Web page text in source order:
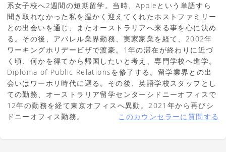
系女子校へ2週間の短期留学。当時、Appleという単語すら
聞き取れなかった私を温かく迎えてくれたホストファミリー
との出会いを通じ、またオーストラリアへ来る事を心に決め
る。その後、アパレル業界勤務、実家家業を経て、2002年
ワーキングホリデービザで渡豪。1年の滞在が終わりに近づ
く頃、何かを得てから帰国したいと考え、専門学校へ進学。
Diploma of Public Relationsを修了する。留学業界との出
会いはワーホリ時代に遡る。その後、英語学校スタッフとし
ての勤務、オーストラリア留学センターシドニーオフィスで
12年の勤務を経て東京オフィスへ異動。2021年から再びシ
ドニーオフィス勤務。
このカウンセラーに質問する